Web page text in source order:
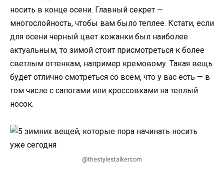
носить в конце осени. Главный секрет —
многослойность, чтобы вам было теплее. Кстати, если
для осени черный цвет кожанки был наиболее
актуальным, то зимой стоит присмотреться к более
светлым оттенкам, например кремовому. Такая вещь
будет отлично смотреться со всем, что у вас есть — в
том числе с сапогами или кроссовками на теплый
носок.
@thestylestalkercom